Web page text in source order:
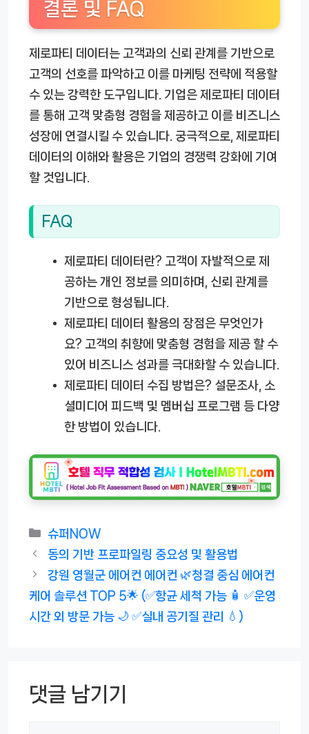
결론 및 FAQ
제로파티 데이터는 고객과의 신뢰 관계를 기반으로
고객의 선호를 파악하고 이를 마케팅 전략에 적용할
수 있는 강력한 도구입니다. 기업은 제로파티 데이터
를 통해 고객 맞춤형 경험을 제공하고 이를 비즈니스
성장에 연결시킬 수 있습니다. 궁극적으로, 제로파티
데이터의 이해와 활용은 기업의 경쟁력 강화에 기여
할 것입니다.
FAQ
제로파티 데이터란? 고객이 자발적으로 제
공하는 개인 정보를 의미하며, 신뢰 관계를
기반으로 형성됩니다.
제로파티 데이터 활용의 장점은 무엇인가
요? 고객의 취향에 맞춤형 경험을 제공 할 수
있어 비즈니스 성과를 극대화할 수 있습니다.
제로파티 데이터 수집 방법은? 설문조사, 소
셜미디어 피드백 및 멤버십 프로그램 등 다양
한 방법이 있습니다.
카
테
리
슈퍼NOW
동의 기반 프로파일링 중요성 및 활용법
강원 영월군 에어컨 에어컨 🌿청결 중심 에어컨
케어 솔루션 TOP 5🌟 (✅항균 세척 가능 🧴 ✅운영
시간 외 방문 가능 🌙 ✅실내 공기질 관리 💧)
댓글 남기기